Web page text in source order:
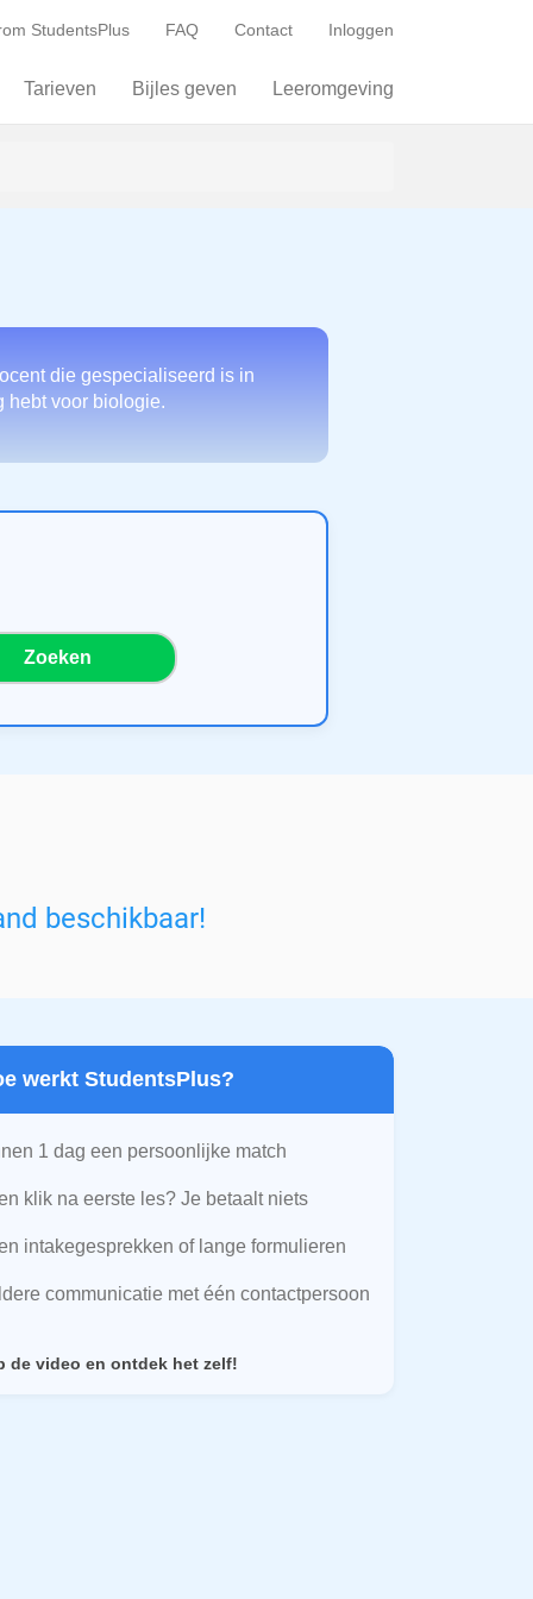
StudentsPlus FAQ Contact Inloggen
Tarieven Bijles geven Leeromgeving
die gespecialiseerd is in
hebt voor biologie.
Zoeken
beschikbaar!
werkt StudentsPlus?
1 dag een persoonlijke match
klik na eerste les? Je betaalt niets
intakegesprekken of lange formulieren
communicatie met één contactpersoon
de video en ontdek het zelf!